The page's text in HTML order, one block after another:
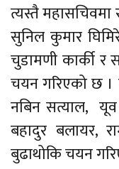
त्यस्तै महासचिवमा
सुनिल कुमार
चुडामणी कार्की र
चयन गरिएको छ ।
नबिन सत्याल, यूव
बहादुर बलायर,
बुढाथोकि चयन